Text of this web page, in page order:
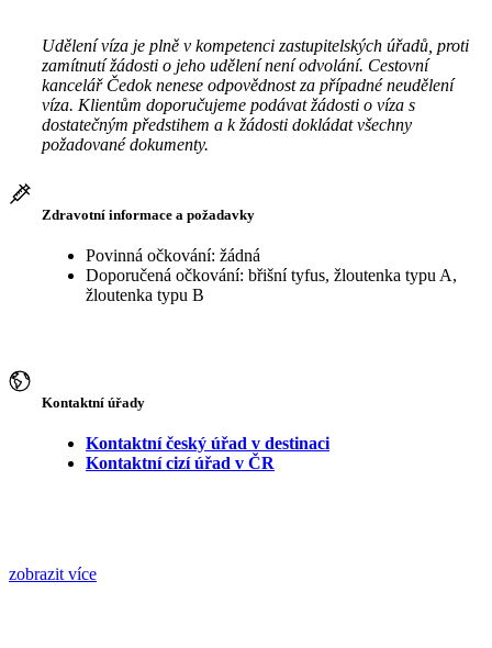
Udělení víza je plně v kompetenci zastupitelských úřadů, proti
zamítnutí žádosti o jeho udělení není odvolání. Cestovní
kancelář Čedok nenese odpovědnost za případné neudělení
víza. Klientům doporučujeme podávat žádosti o víza s
dostatečným předstihem a k žádosti dokládat všechny
požadované dokumenty.
Zdravotní informace a požadavky
Povinná očkování: žádná
Doporučená očkování: břišní tyfus, žloutenka typu A,
žloutenka typu B
Kontaktní úřady
Kontaktní český úřad v destinaci
Kontaktní cizí úřad v ČR
zobrazit více